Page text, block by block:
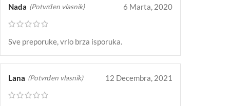
Nada (Potvrđen vlasnik) 6 Marta, 2020
Sve preporuke, vrlo brza isporuka.
Lana (Potvrđen vlasnik) 12 Decembra, 2021